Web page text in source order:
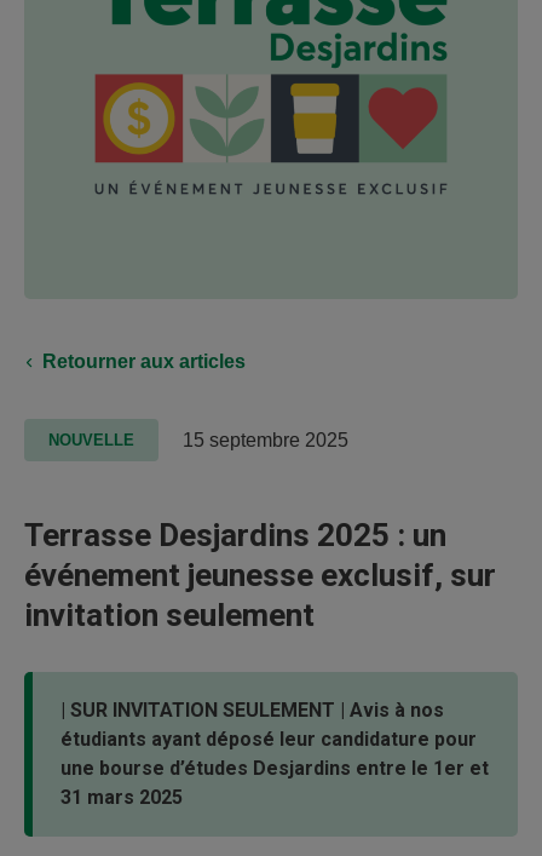
Retourner aux articles
NOUVELLE 15 septembre 2025
Terrasse Desjardins 2025 : un
événement jeunesse exclusif, sur
invitation seulement
| SUR INVITATION SEULEMENT | Avis à nos
étudiants ayant déposé leur candidature pour
une bourse d’études Desjardins entre le 1er et
31 mars 2025